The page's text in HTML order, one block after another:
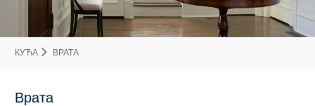
КУЋА ВРАТА
Врата